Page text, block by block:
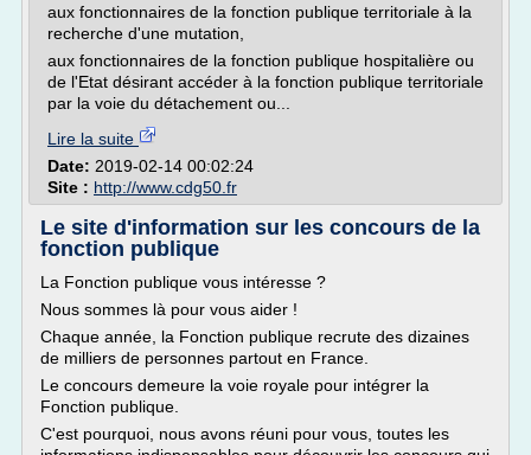
aux fonctionnaires de la fonction publique territoriale à la
recherche d'une mutation,
aux fonctionnaires de la fonction publique hospitalière ou
de l'Etat désirant accéder à la fonction publique territoriale
par la voie du détachement ou...
Lire la suite
Date: 2019-02-14 00:02:24
Site : http://www.cdg50.fr
Le site d'information sur les concours de la
fonction publique
La Fonction publique vous intéresse ?
Nous sommes là pour vous aider !
Chaque année, la Fonction publique recrute des dizaines
de milliers de personnes partout en France.
Le concours demeure la voie royale pour intégrer la
Fonction publique.
C'est pourquoi, nous avons réuni pour vous, toutes les